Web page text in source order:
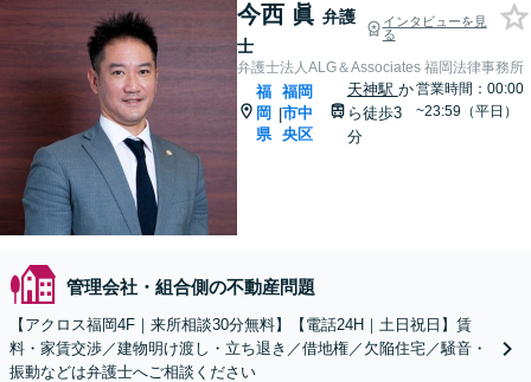
今西 眞 弁護
士
インタビューを見
る
弁護士法人ALG＆Associates 福岡法律事務所
福
岡
県
|
福岡
市中
央区
天神駅 か
ら徒歩3
分
営業時間：00:00
~23:59（平日）
管理会社・組合側の不動産問題
【アクロス福岡4F｜来所相談30分無料】【電話24H｜土日祝日】賃
料・家賃交渉／建物明け渡し・立ち退き／借地権／欠陥住宅／騒音・
振動などは弁護士へご相談ください